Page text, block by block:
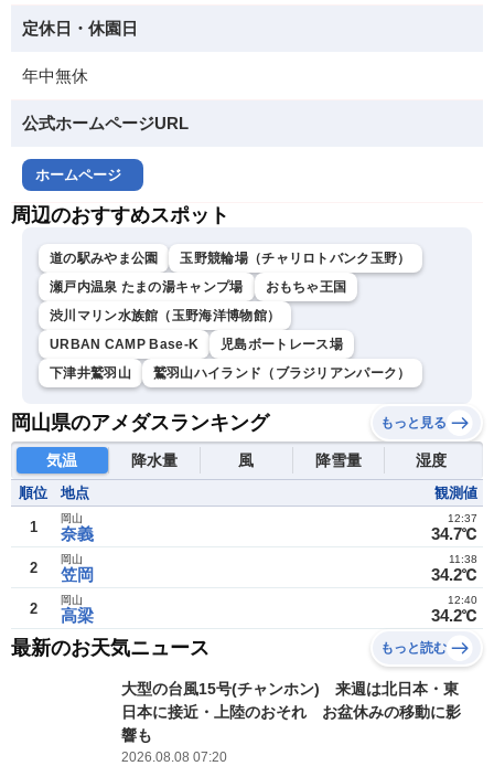
定休日・休園日
年中無休
公式ホームページURL
ホームページ
周辺のおすすめスポット
道の駅みやま公園
玉野競輪場（チャリロトバンク玉野）
瀬戸内温泉 たまの湯キャンプ場
おもちゃ王国
渋川マリン水族館（玉野海洋博物館）
URBAN CAMP Base-K
児島ボートレース場
下津井鷲羽山
鷲羽山ハイランド（ブラジリアンパーク）
岡山県のアメダスランキング もっと見る
気温 降水量 風 降雪量 湿度
順位 地点 観測値
1 奈義
岡山
34.7℃
12:37
2 笠岡
岡山
34.2℃
11:38
2 高梁
岡山
34.2℃
12:40
最新のお天気ニュース もっと読む
大型の台風15号(チャンホン) 来週は北日本・東
日本に接近・上陸のおそれ お盆休みの移動に影
響も
2026.08.08 07:20